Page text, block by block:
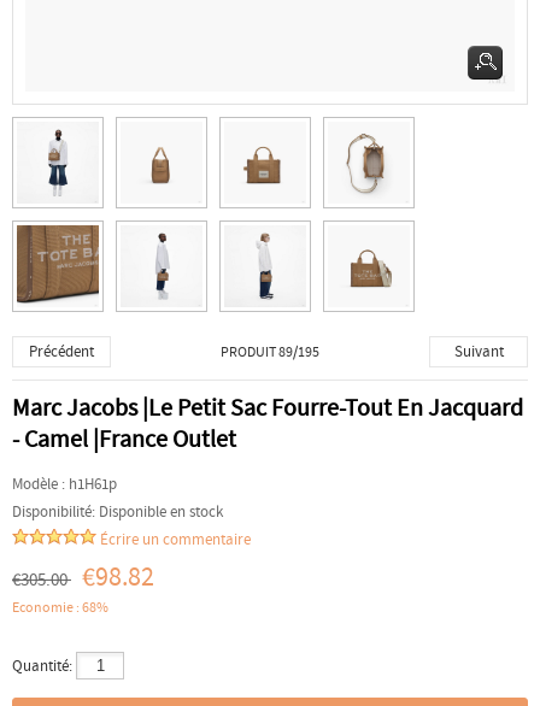
Précédent PRODUIT 89/195 Suivant
Marc Jacobs |Le Petit Sac Fourre-Tout En Jacquard
- Camel |France Outlet
Modèle : h1H61p
Disponibilité: Disponible en stock
Écrire un commentaire
€305.00 €98.82
Economie : 68%
Quantité: